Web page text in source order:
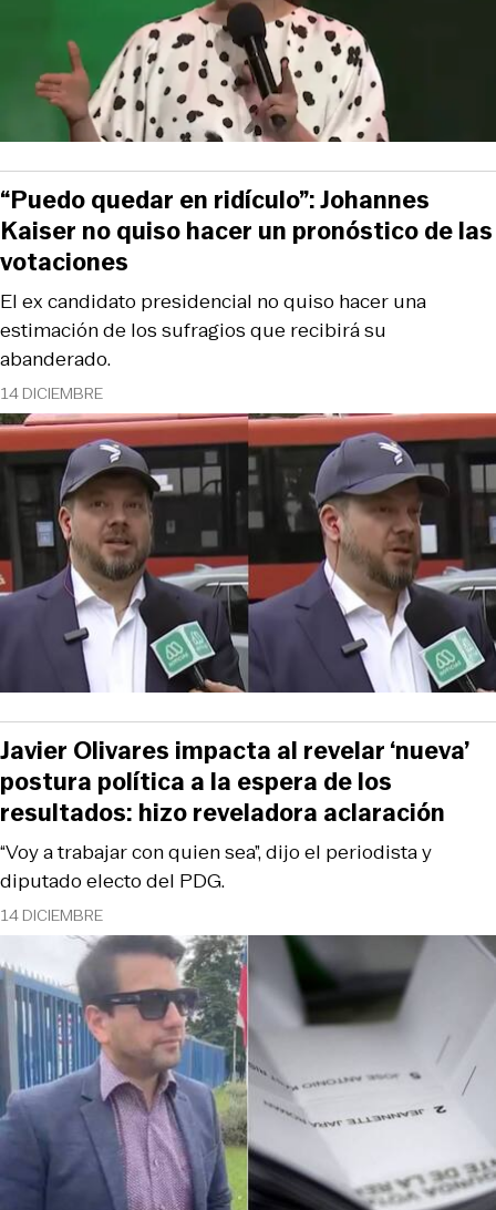
14 DICIEMBRE
El ex candidato presidencial no quiso hacer una
estimación de los sufragios que recibirá su
abanderado.
“Puedo quedar en ridículo”: Johannes
Kaiser no quiso hacer un pronóstico de las
votaciones
14 DICIEMBRE
“Voy a trabajar con quien sea”, dijo el periodista y
diputado electo del PDG.
Javier Olivares impacta al revelar ‘nueva’
postura política a la espera de los
resultados: hizo reveladora aclaración